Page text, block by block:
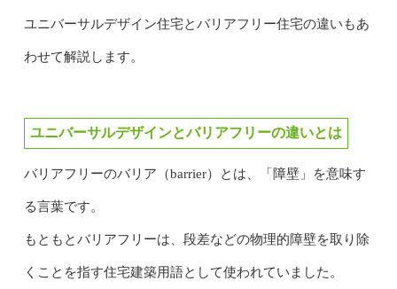
ユニバーサルデザイン住宅とバリアフリー住宅の違いもあ
わせて解説します。
ユニバーサルデザインとバリアフリーの違いとは
バリアフリーのバリア（barrier）とは、「障壁」を意味す
る言葉です。
もともとバリアフリーは、段差などの物理的障壁を取り除
くことを指す住宅建築用語として使われていました。